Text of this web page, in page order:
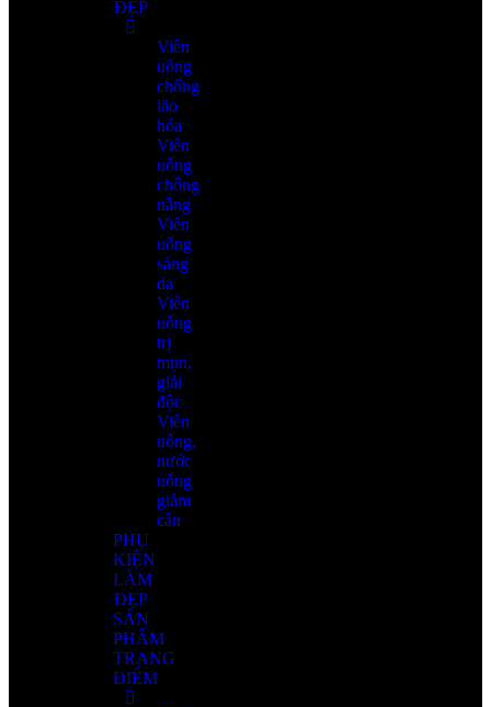
ĐẸP
Viên
uống
chống
lão
hóa
Viên
uống
chống
nắng
Viên
uống
sáng
da
Viên
uống
trị
mụn,
giải
độc
Viên
uống,
nước
uống
giảm
cân
PHỤ
KIỆN
LÀM
ĐẸP
SẢN
PHẨM
TRANG
ĐIỂM